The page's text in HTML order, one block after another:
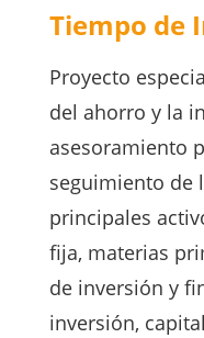
Tiempo de
Proyecto
del ahorro y la
asesoramiento
seguimiento de
principales
fija, materias
de inversión y
inversión,